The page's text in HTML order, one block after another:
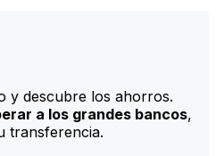
y descubre los ahorros.
a los grandes bancos,
transferencia.